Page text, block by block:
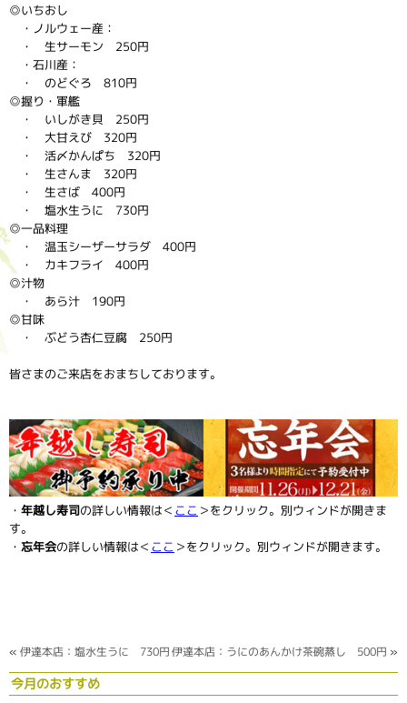
◎いちおし
・ノルウェー産：
・ 生サーモン 250円
・石川産：
・ のどぐろ 810円
◎握り・軍艦
・ いしがき貝 250円
・ 大甘えび 320円
・ 活〆かんぱち 320円
・ 生さんま 320円
・ 生さば 400円
・ 塩水生うに 730円
◎一品料理
・ 温玉シーザーサラダ 400円
・ カキフライ 400円
◎汁物
・ あら汁 190円
◎甘味
・ ぶどう杏仁豆腐 250円
皆さまのご来店をおまちしております。
・ 年越し寿司の詳しい情報は＜ ここ ＞をクリック。別ウィンドが開きま
す。
・ 忘年会の詳しい情報は＜ ここ ＞をクリック。別ウィンドが開きます。
« 伊達本店：塩水生うに 730円伊達本店：うにのあんかけ茶碗蒸し 500円 »
今月のおすすめ